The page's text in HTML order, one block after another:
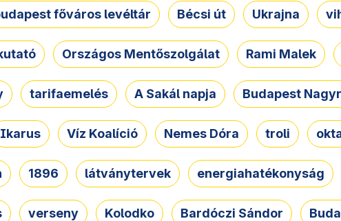
főváros levéltár Bécsi út Ukrajna
Országos Mentőszolgálat Rami Malek
tarifaemelés A Sakál napja Budapest
Ikarus Víz Koalíció Nemes Dóra troli
1896 látványtervek energiahatékonyság
verseny Kolodko Bardóczi Sándor